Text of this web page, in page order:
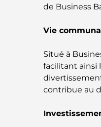
de Business
Vie
Situé à
facilitant ainsi
contribue au